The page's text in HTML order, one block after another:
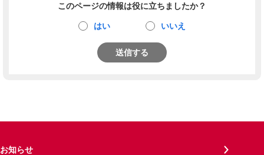
このページの情報は役に立ちましたか？
はい いいえ
送信する
お知らせ